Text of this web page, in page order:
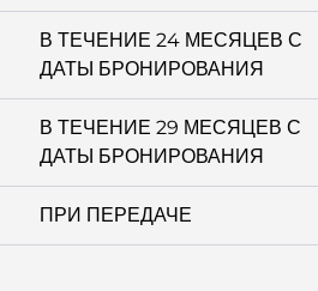
В ТЕЧЕНИЕ 24 МЕСЯЦЕВ С
ДАТЫ БРОНИРОВАНИЯ
В ТЕЧЕНИЕ 29 МЕСЯЦЕВ С
ДАТЫ БРОНИРОВАНИЯ
ПРИ ПЕРЕДАЧЕ